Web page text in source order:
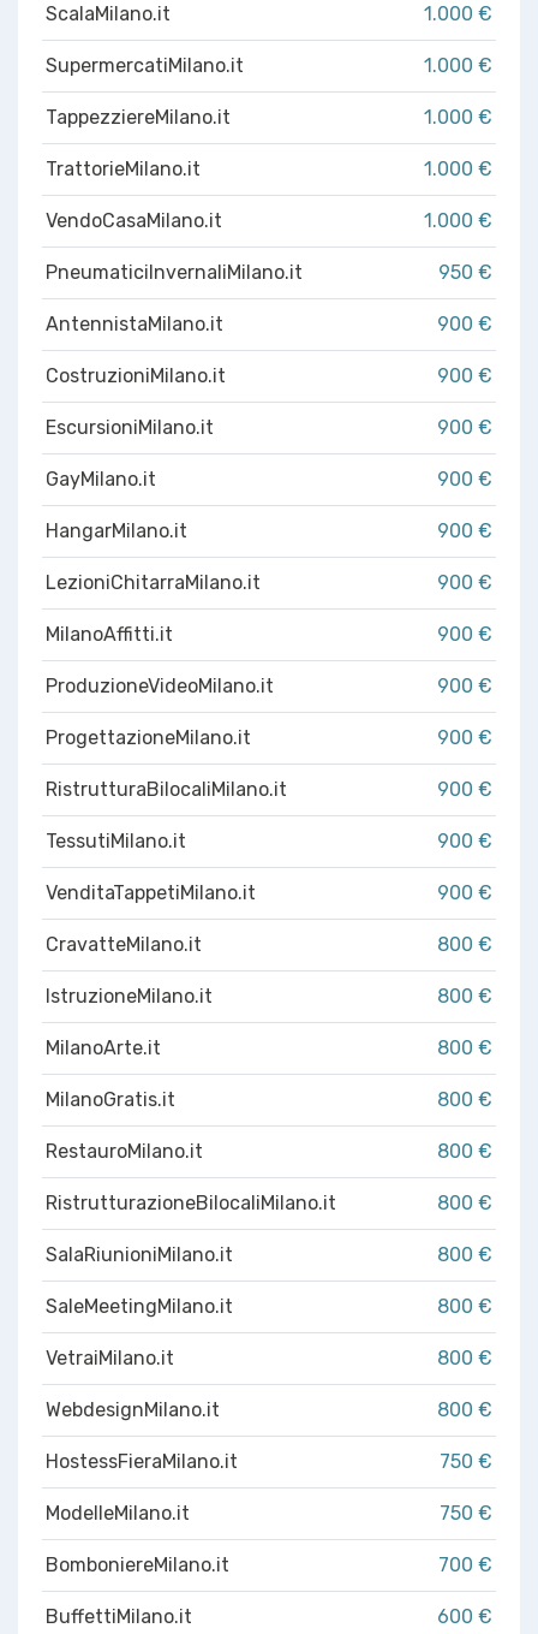
ScalaMilano.it 1.000 €
SupermercatiMilano.it 1.000 €
TappezziereMilano.it 1.000 €
TrattorieMilano.it 1.000 €
VendoCasaMilano.it 1.000 €
PneumaticiInvernaliMilano.it 950 €
AntennistaMilano.it 900 €
CostruzioniMilano.it 900 €
EscursioniMilano.it 900 €
GayMilano.it 900 €
HangarMilano.it 900 €
LezioniChitarraMilano.it 900 €
MilanoAffitti.it 900 €
ProduzioneVideoMilano.it 900 €
ProgettazioneMilano.it 900 €
RistrutturaBilocaliMilano.it 900 €
TessutiMilano.it 900 €
VenditaTappetiMilano.it 900 €
CravatteMilano.it 800 €
IstruzioneMilano.it 800 €
MilanoArte.it 800 €
MilanoGratis.it 800 €
RestauroMilano.it 800 €
RistrutturazioneBilocaliMilano.it 800 €
SalaRiunioniMilano.it 800 €
SaleMeetingMilano.it 800 €
VetraiMilano.it 800 €
WebdesignMilano.it 800 €
HostessFieraMilano.it 750 €
ModelleMilano.it 750 €
BomboniereMilano.it 700 €
BuffettiMilano.it 600 €